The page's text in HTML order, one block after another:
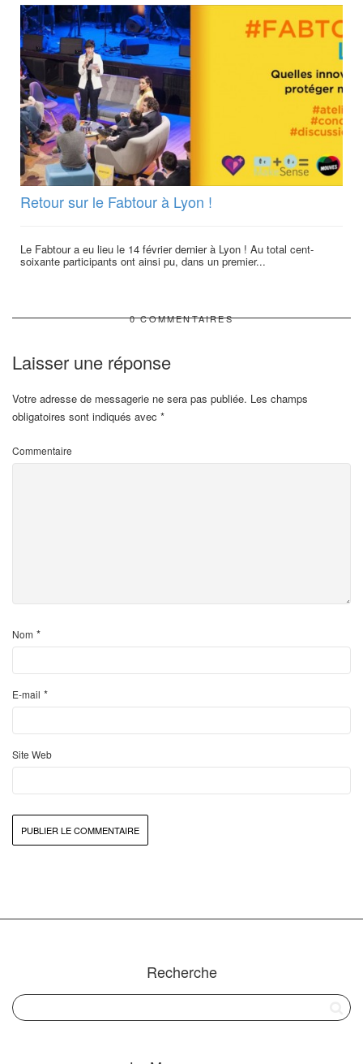
Retour sur le Fabtour à Lyon !
Le Fabtour a eu lieu le 14 février dernier à Lyon ! Au total cent-
soixante participants ont ainsi pu, dans un premier...
0 COMMENTAIRES
Laisser une réponse
Votre adresse de messagerie ne sera pas publiée. Les champs
obligatoires sont indiqués avec *
Commentaire
Nom *
E-mail *
Site Web
Recherche